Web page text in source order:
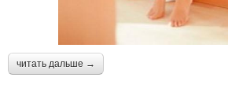
читать дальше →